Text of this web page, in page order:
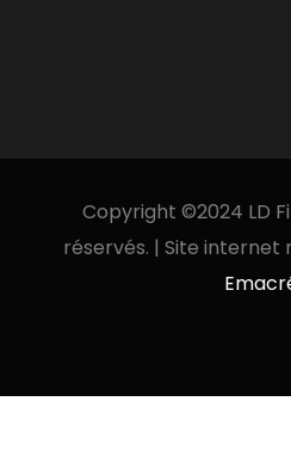
Copyright ©2024 LD
réservés. | Site internet